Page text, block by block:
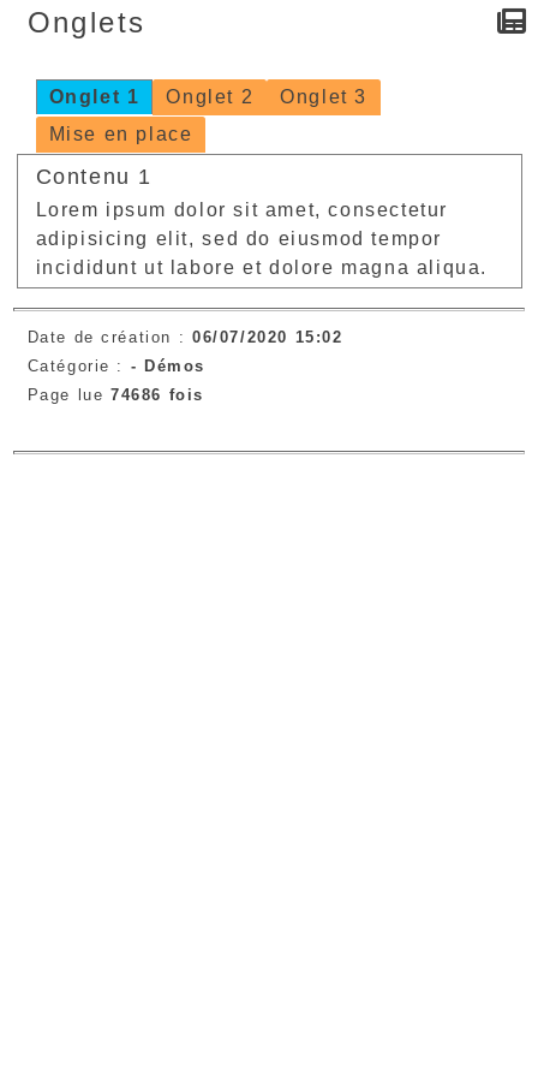
Onglets
Onglet 1 Onglet 2
Onglet 3
Mise en place
Contenu 1
Lorem ipsum dolor sit amet, consectetur
adipisicing elit, sed do eiusmod tempor
incididunt ut labore et dolore magna aliqua.
Date de création : 06/07/2020 15:02
Catégorie : - Démos
Page lue 74686 fois